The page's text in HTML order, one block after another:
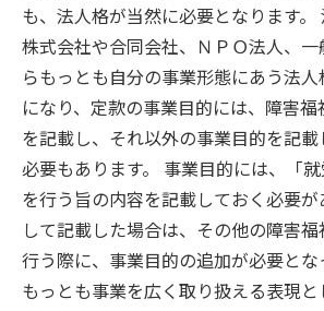
も、法人格が当然に必要となります。
株式会社や合同会社、ＮＰＯ法人、
らもっとも自分の事業形態にあう法
になり、定款の事業目的には、障害
を記載し、それ以外の事業目的を記
必要もあります。 事業目的には、「就
を行う旨の内容を記載しておく必要
して記載した場合は、その他の障害
行う際に、事業目的の追加が必要とな
もっとも事業を広く取り扱える表現と